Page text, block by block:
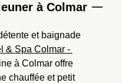
à Colmar
et baignade
& Spa Colmar -
à Colmar offre
chauffée et petit